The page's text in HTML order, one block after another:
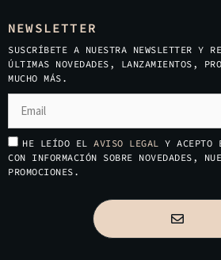
NEWSLETTER
SUSCRÍBETE A NUESTRA NEWSLETTER Y
ÚLTIMAS NOVEDADES, LANZAMIENTOS,
MUCHO MÁS.
HE LEÍDO EL AVISO LEGAL Y ACEPTO
CON INFORMACIÓN SOBRE NOVEDADES,
PROMOCIONES.